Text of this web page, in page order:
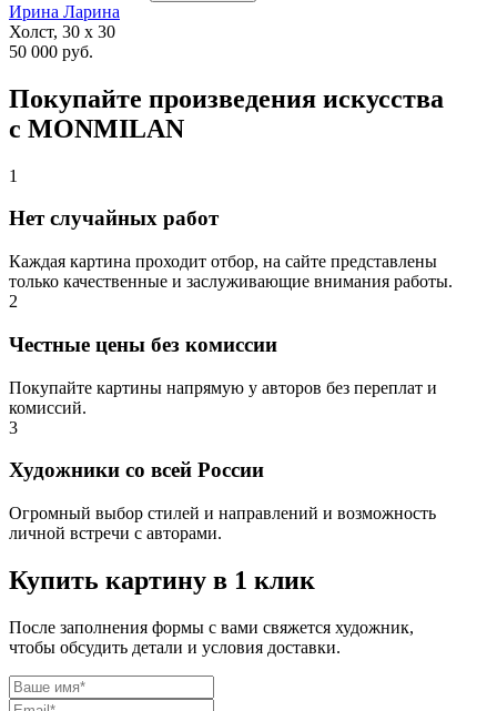
Ирина Ларина
Холст, 30 x 30
50 000 руб.
Покупайте произведения искусства
с MONMILAN
1
Нет случайных работ
Каждая картина проходит отбор, на сайте представлены
только качественные и заслуживающие внимания работы.
2
Честные цены без комиссии
Покупайте картины напрямую у авторов без переплат и
комиссий.
3
Художники со всей России
Огромный выбор стилей и направлений и возможность
личной встречи с авторами.
Купить картину в 1 клик
После заполнения формы с вами свяжется художник,
чтобы обсудить детали и условия доставки.